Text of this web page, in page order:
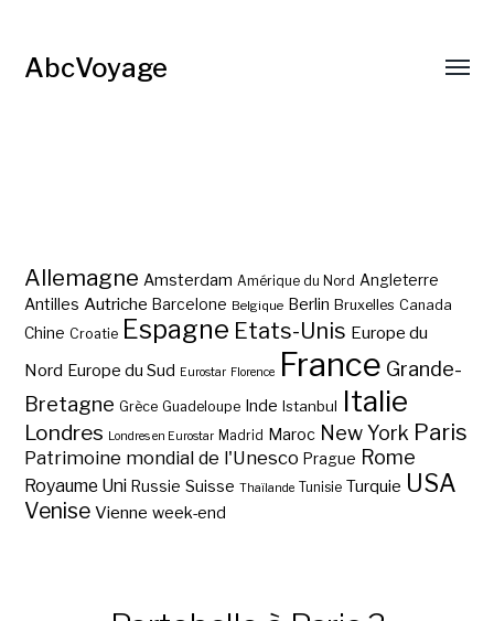
AbcVoyage
Allemagne Amsterdam Amérique du Nord Angleterre
Antilles Autriche Barcelone Belgique Berlin Bruxelles Canada
Chine Croatie Espagne Etats-Unis Europe du
Nord Europe du Sud Eurostar Florence France Grande-
Bretagne Grèce Guadeloupe Inde Istanbul Italie
Londres Londres en Eurostar Madrid Maroc New York Paris
Patrimoine mondial de l'Unesco Prague Rome
Royaume Uni Russie Suisse Thaïlande Tunisie Turquie USA
Venise Vienne week-end